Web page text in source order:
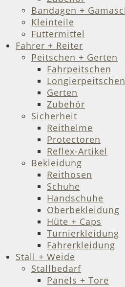
Bandagen +
Kleinteile
Futtermittel
Fahrer + Reiter
Peitschen + Gerten
Fahrpeitschen
Longierpeitschen
Gerten
Zubehör
Sicherheit
Reithelme
Protectoren
Reflex-Artikel
Bekleidung
Reithosen
Schuhe
Handschuhe
Oberbekleidung
Hüte + Caps
Turnierkleidung
Fahrerkleidung
Stall + Weide
Stallbedarf
Panels + Tore